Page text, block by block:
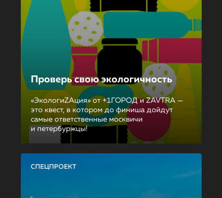
Проверь свою экологичность
«ЭкологиZAция» от +1ГОРОД и ZAVTRA —
это квест, в котором до финиша дойдут
самые ответственные москвичи
и петербуржцы!
СПЕЦПРОЕКТ